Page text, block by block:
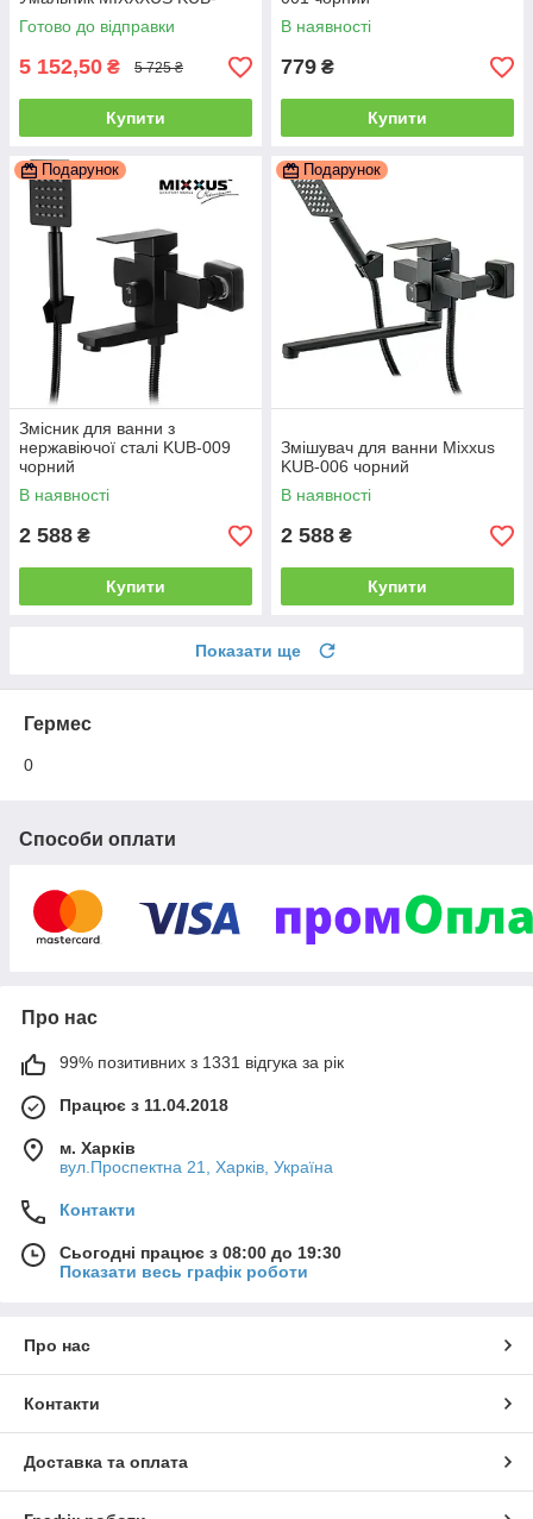
001+Кухоний MIXXUS KUB
011
Готово до відправки
5 152,50 ₴ 5 725 ₴
Купити
В наявності
779 ₴
Купити
Подарунок
Змісник для ванни з
нержавіючої сталі KUB-009
чорний
В наявності
2 588 ₴
Купити
Подарунок
Змішувач для ванни Mixxus
KUB-006 чорний
В наявності
2 588 ₴
Купити
Показати ще
Гермес
0
Способи оплати
Про нас
99% позитивних з 1331 відгука за рік
Працює з 11.04.2018
м. Харків
вул.Проспектна 21, Харків, Україна
Контакти
Сьогодні працює з 08:00 до 19:30
Показати весь графік роботи
Про нас
Контакти
Доставка та оплата